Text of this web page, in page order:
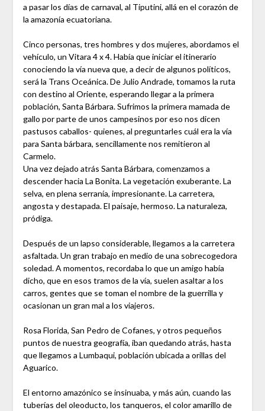
a pasar los días de carnaval, al Tiputini, allá en el corazón de
la amazonía ecuatoriana.
Cinco personas, tres hombres y dos mujeres, abordamos el
vehículo, un Vitara 4 x 4. Había que iniciar el itinerario
conociendo la vía nueva que, a decir de algunos políticos,
será la Trans Oceánica. De Julio Andrade, tomamos la ruta
con destino al Oriente, esperando llegar a la primera
población, Santa Bárbara. Sufrimos la primera mamada de
gallo por parte de unos campesinos por eso nos dicen
pastusos caballos- quienes, al preguntarles cuál era la vía
para Santa bárbara, sencillamente nos remitieron al
Carmelo.
Una vez dejado atrás Santa Bárbara, comenzamos a
descender hacia La Bonita. La vegetación exuberante. La
selva, en plena serranía, impresionante. La carretera,
angosta y destapada. El paisaje, hermoso. La naturaleza,
pródiga.
Después de un lapso considerable, llegamos a la carretera
asfaltada. Un gran trabajo en medio de una sobrecogedora
soledad. A momentos, recordaba lo que un amigo había
dicho, que en esos tramos de la vía, suelen asaltar a los
carros, gentes que se toman el nombre de la guerrilla y
ocasionan un gran mal a los viajeros.
Rosa Florida, San Pedro de Cofanes, y otros pequeños
puntos de nuestra geografía, iban quedando atrás, hasta
que llegamos a Lumbaqui, población ubicada a orillas del
Aguarico.
El entorno amazónico se insinuaba, y más aún, cuando las
tuberías del oleoducto, los tanqueros, el color amarillo de